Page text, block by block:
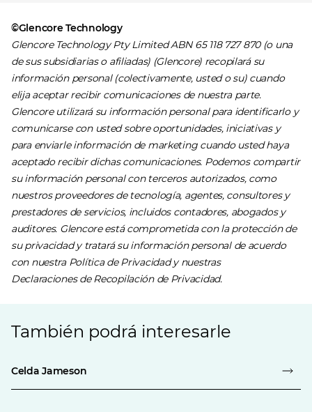
©Glencore Technology
Glencore Technology Pty Limited ABN 65 118 727 870 (o una
de sus subsidiarias o afiliadas) (Glencore) recopilará su
información personal (colectivamente, usted o su) cuando
elija aceptar recibir comunicaciones de nuestra parte.
Glencore utilizará su información personal para identificarlo y
comunicarse con usted sobre oportunidades, iniciativas y
para enviarle información de marketing cuando usted haya
aceptado recibir dichas comunicaciones. Podemos compartir
su información personal con terceros autorizados, como
nuestros proveedores de tecnología, agentes, consultores y
prestadores de servicios, incluidos contadores, abogados y
auditores. Glencore está comprometida con la protección de
su privacidad y tratará su información personal de acuerdo
con nuestra Política de Privacidad y nuestras
Declaraciones de Recopilación de Privacidad.
También podrá interesarle
Celda Jameson